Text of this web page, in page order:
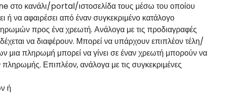
στο κανάλι/portal/ιστοσελίδα τους μέσω του οποίου
ή να αφαιρέσει από έναν συγκεκριμένο κατάλογο
προς ένα χρεωτή. Ανάλογα με τις προδιαγραφές
να διαφέρουν. Μπορεί να υπάρχουν επιπλέον τέλη/
μια πληρωμή μπορεί να γίνει σε έναν χρεωτή μπορούν να
Επιπλέον, ανάλογα με τις συγκεκριμένες
ή